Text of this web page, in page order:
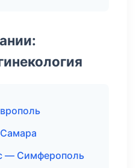
— Симферополь